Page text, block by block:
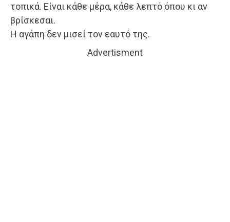
τοπικά. Είναι κάθε μέρα, κάθε λεπτό όπου κι αν
βρίσκεσαι.
Η αγάπη δεν μισεί τον εαυτό της.
Advertisment